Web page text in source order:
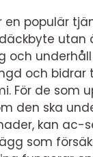
en populär
utan
och
och bidrar
För de som
den ska
kan ac-
som